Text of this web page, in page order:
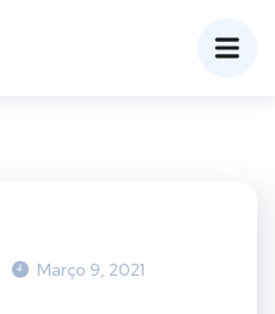
Março 9, 2021